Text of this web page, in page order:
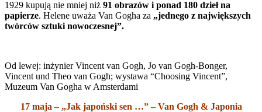
1929 kupują nie mniej niż 91 obrazów i ponad 180 dzieł na
papierze. Helene uważa Van Gogha za „jednego z największych
twórców sztuki nowoczesnej”.
Od lewej: inżynier Vincent van Gogh, Jo van Gogh-Bonger,
Vincent und Theo van Gogh; wystawa “Choosing Vincent”,
Muzeum Van Gogha w Amsterdami
17 maja – „Jak japoński sen …” – Van Gogh & Japonia